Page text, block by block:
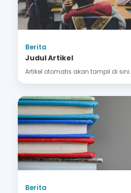
Berita
Judul Artikel
Artikel otomatis akan tampil di sini.
Berita